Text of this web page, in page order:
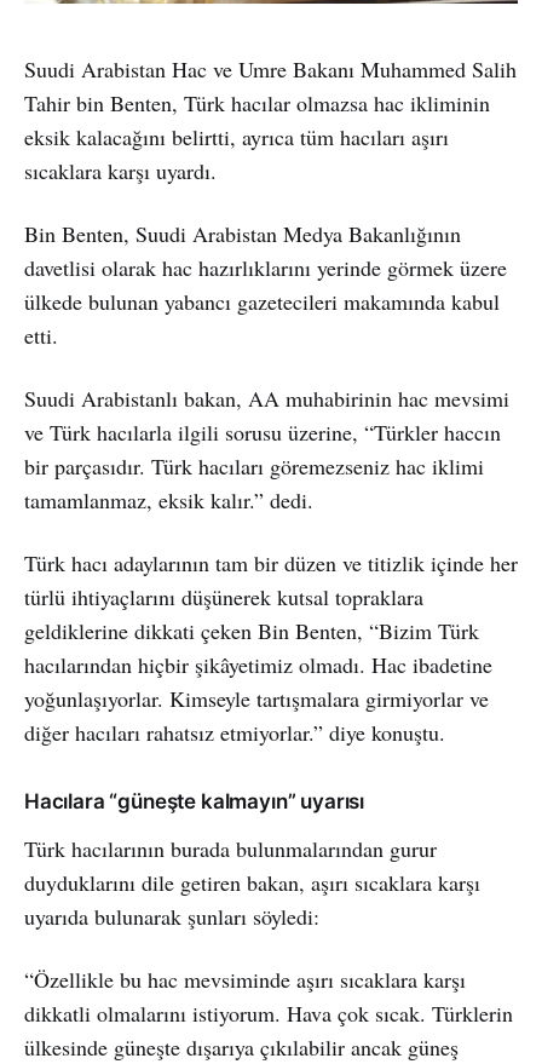
Suudi Arabistan Hac ve Umre Bakanı Muhammed Salih
Tahir bin Benten, Türk hacılar olmazsa hac ikliminin
eksik kalacağını belirtti, ayrıca tüm hacıları aşırı
sıcaklara karşı uyardı.
Bin Benten, Suudi Arabistan Medya Bakanlığının
davetlisi olarak hac hazırlıklarını yerinde görmek üzere
ülkede bulunan yabancı gazetecileri makamında kabul
etti.
Suudi Arabistanlı bakan, AA muhabirinin hac mevsimi
ve Türk hacılarla ilgili sorusu üzerine, “Türkler haccın
bir parçasıdır. Türk hacıları göremezseniz hac iklimi
tamamlanmaz, eksik kalır.” dedi.
Türk hacı adaylarının tam bir düzen ve titizlik içinde her
türlü ihtiyaçlarını düşünerek kutsal topraklara
geldiklerine dikkati çeken Bin Benten, “Bizim Türk
hacılarından hiçbir şikâyetimiz olmadı. Hac ibadetine
yoğunlaşıyorlar. Kimseyle tartışmalara girmiyorlar ve
diğer hacıları rahatsız etmiyorlar.” diye konuştu.
Hacılara “güneşte kalmayın” uyarısı
Türk hacılarının burada bulunmalarından gurur
duyduklarını dile getiren bakan, aşırı sıcaklara karşı
uyarıda bulunarak şunları söyledi:
“Özellikle bu hac mevsiminde aşırı sıcaklara karşı
dikkatli olmalarını istiyorum. Hava çok sıcak. Türklerin
ülkesinde güneşte dışarıya çıkılabilir ancak güneş